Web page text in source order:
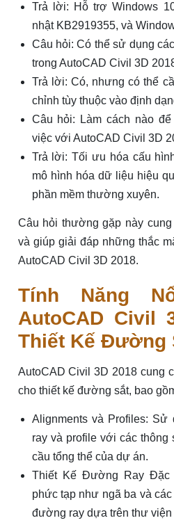
Trả lời: Hỗ trợ Windows
nhật KB2919355, và
Câu hỏi: Có thể sử dụng
trong AutoCAD Civil 3D
Trả lời: Có, nhưng có thể
chỉnh tùy thuộc vào định
Câu hỏi: Làm cách nào
việc với AutoCAD Civil 3D
Trả lời: Tối ưu hóa cấu
mô hình hóa dữ liệu hiệu
phần mềm thường xuyên.
Câu hỏi thường gặp này
và giúp giải đáp những thắc
AutoCAD Civil 3D 2018.
Tính Năng
AutoCAD Civil
Thiết Kế Đường
AutoCAD Civil 3D 2018 cung
cho thiết kế đường sắt, bao
Alignments và Profiles:
ray và profile với các thông
cầu tổng thể của dự án.
Thiết Kế Đường Ray Đặc
phức tạp như ngã ba và
đường ray dựa trên thư viện